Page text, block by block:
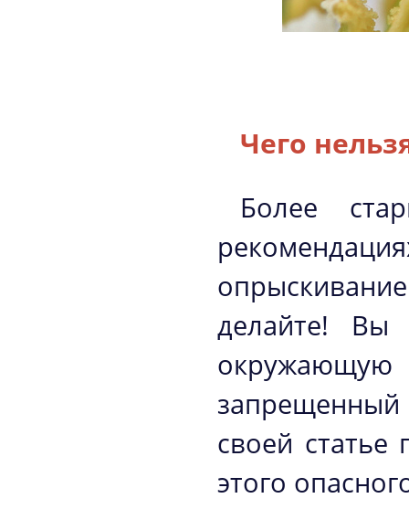
Чего
Более
делайте! Вы
окружающую
своей
этого